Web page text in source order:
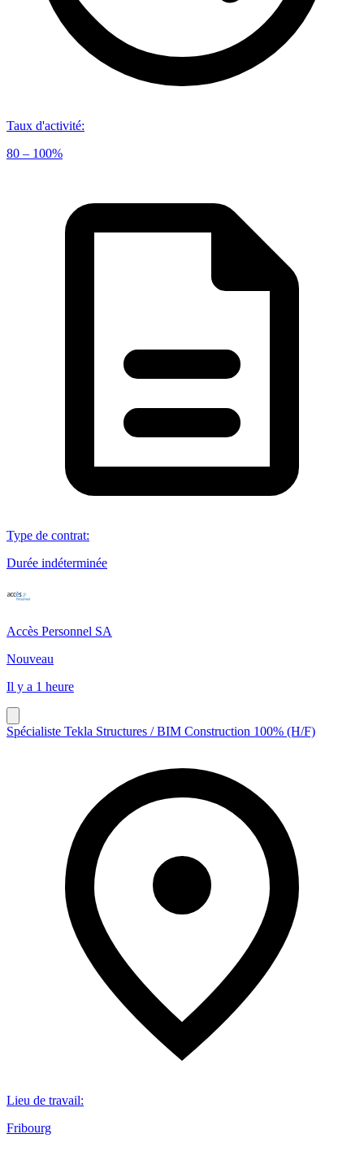
Taux d'activité:
80 – 100%
Type de contrat:
Durée indéterminée
Accès Personnel SA
Nouveau
Il y a 1 heure
Spécialiste Tekla Structures / BIM Construction 100% (H/F)
Lieu de travail:
Fribourg